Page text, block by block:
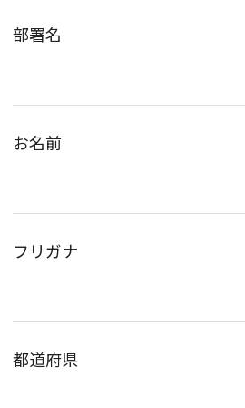
部署名
お名前
フリガナ
都道府県